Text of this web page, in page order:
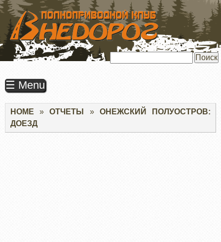
ПЕРЕЙТИ
ОСНОВНОМУ
СОДЕРЖАНИЮ
☰ Menu
Строка
навигации
HOME ОТЧЕТЫ
ОНЕЖСКИЙ ПОЛУОСТРОВ:
ДОЕЗД